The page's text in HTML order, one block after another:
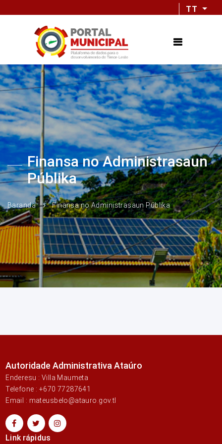
TT
Finansa no Administrasaun
Públika
Baranda Finansa no Administrasaun Públika
Autoridade Administrativa Ataúro
Enderesu : Villa Maumeta
Telefone : +670 77287641
Email : mateusbelo@atauro.gov.tl
Link rápidus